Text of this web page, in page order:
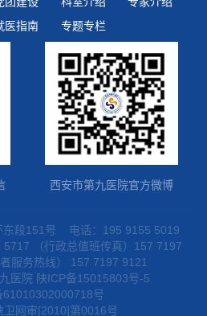
医指南 专题专栏
西安市第九医院官方微博
东段151号
电话：195 9155 5019
5717 （行政总值班传真）157 7197
者服务热线） 157 7197 9121
医院 陕ICP备15015803号-5
61010302000718号
卫网审[2010]第0016号